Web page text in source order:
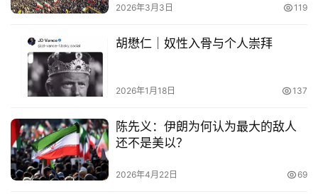
2026年3月3日 119
胡懋仁｜奴性入骨与个人崇拜
2026年1月18日 137
陈先义：伊朗为何认为最大的敌人
还不是美以？
2026年4月22日 69